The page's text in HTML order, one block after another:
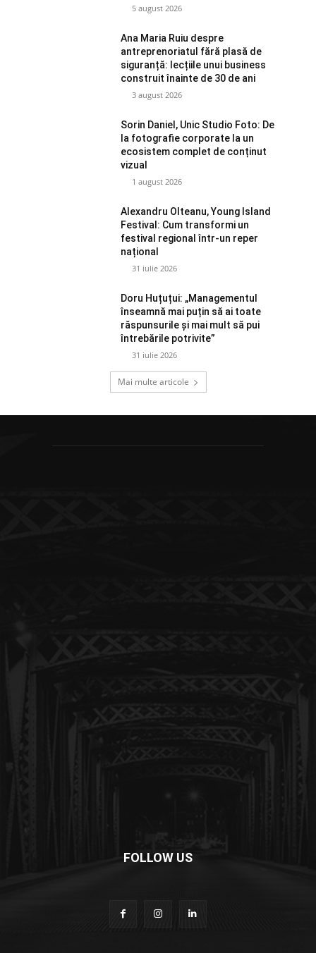
5 august 2026
Ana Maria Ruiu despre
antreprenoriatul fără plasă de
siguranță: lecțiile unui business
construit înainte de 30 de ani
3 august 2026
Sorin Daniel, Unic Studio Foto: De
la fotografie corporate la un
ecosistem complet de conținut
vizual
1 august 2026
Alexandru Olteanu, Young Island
Festival: Cum transformi un
festival regional într-un reper
național
31 iulie 2026
Doru Huțuțui: „Managementul
înseamnă mai puțin să ai toate
răspunsurile și mai mult să pui
întrebările potrivite”
31 iulie 2026
Mai multe articole
FOLLOW US